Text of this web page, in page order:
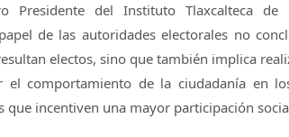
Presidente del Instituto Tlaxcalteca de
de las autoridades electorales no
electos, sino que también implica
el comportamiento de la ciudadanía en
que incentiven una mayor participación